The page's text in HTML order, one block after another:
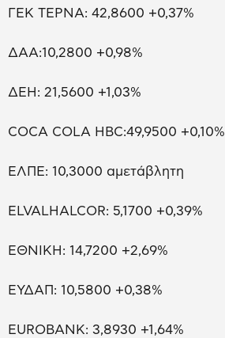
ΓΕΚ ΤΕΡΝΑ: 42,8600 +0,37%
ΔΑΑ:10,2800 +0,98%
ΔΕΗ: 21,5600 +1,03%
COCA COLA HBC:49,9500 +0,10%
ΕΛΠΕ: 10,3000 αμετάβλητη
ELVALHALCOR: 5,1700 +0,39%
ΕΘΝΙΚΗ: 14,7200 +2,69%
ΕΥΔΑΠ: 10,5800 +0,38%
EUROBANK: 3,8930 +1,64%